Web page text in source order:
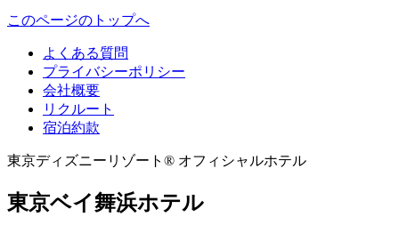
このページのトップへ
よくある質問
プライバシーポリシー
会社概要
リクルート
宿泊約款
東京ディズニーリゾート® オフィシャルホテル
東京ベイ舞浜ホテル